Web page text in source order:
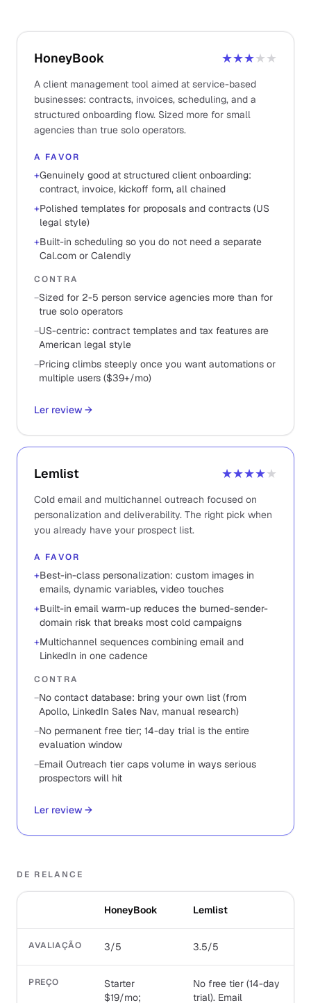
HoneyBook ★★★★★
A client management tool aimed at service-based
businesses: contracts, invoices, scheduling, and a
structured onboarding flow. Sized more for small
agencies than true solo operators.
A FAVOR
+Genuinely good at structured client onboarding:
contract, invoice, kickoff form, all chained
+Polished templates for proposals and contracts (US
legal style)
+Built-in scheduling so you do not need a separate
Cal.com or Calendly
CONTRA
−Sized for 2-5 person service agencies more than for
true solo operators
−US-centric: contract templates and tax features are
American legal style
−Pricing climbs steeply once you want automations or
multiple users ($39+/mo)
Ler review →
Lemlist ★★★★★
Cold email and multichannel outreach focused on
personalization and deliverability. The right pick when
you already have your prospect list.
A FAVOR
+Best-in-class personalization: custom images in
emails, dynamic variables, video touches
+Built-in email warm-up reduces the burned-sender-
domain risk that breaks most cold campaigns
+Multichannel sequences combining email and
LinkedIn in one cadence
CONTRA
−No contact database: bring your own list (from
Apollo, LinkedIn Sales Nav, manual research)
−No permanent free tier; 14-day trial is the entire
evaluation window
−Email Outreach tier caps volume in ways serious
prospectors will hit
Ler review →
DE RELANCE
HoneyBook Lemlist
AVALIAÇÃO 3/5 3.5/5
PREÇO
Starter
$19/mo;
No free tier (14-day
trial). Email